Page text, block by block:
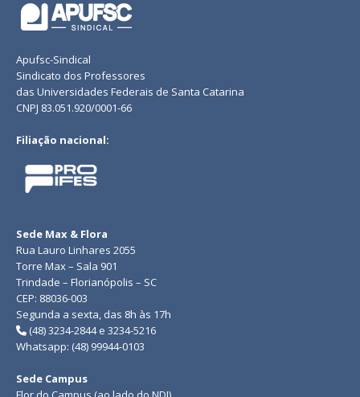
Apufsc-Sindical
Sindicato dos Professores
das Universidades Federais de Santa Catarina
CNPJ 83.051.920/0001-66
Filiação nacional:
Sede Max & Flora
Rua Lauro Linhares 2055
Torre Max – Sala 901
Trindade – Florianópolis – SC
CEP: 88036-003
Segunda a sexta, das 8h às 17h
(48) 3234-2844 e 3234-5216
Whatsapp: (48) 99944-0103
Sede Campus